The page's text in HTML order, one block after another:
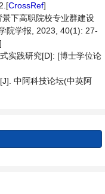
CrossRef]
景下高职院校专业群建设
院学报, 2023, 40(1): 27-
]
实践研究[D]: [博士学位论
中阿科技论坛(中英阿